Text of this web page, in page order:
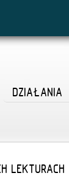
DZIAŁANIA
LEKTURACH